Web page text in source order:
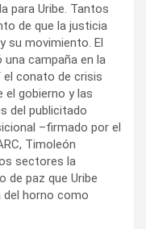
para Uribe. Tantos
de que la justicia
su movimiento. El
campaña en la
el conato de crisis
el gobierno y las
del publicitado
–firmado por el
Timoleón
sectores la
de paz que Uribe
horno como